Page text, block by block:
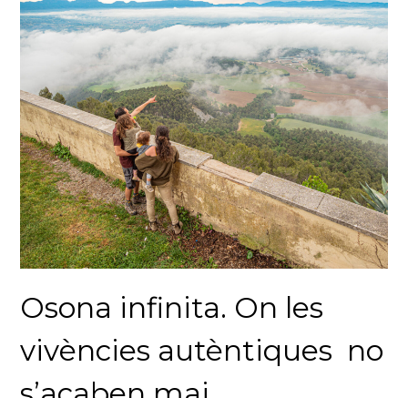
Osona infinita. On les
vivències autèntiques no